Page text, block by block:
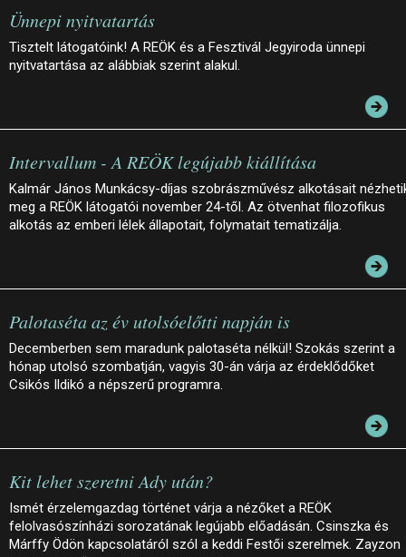
Ünnepi nyitvatartás
Tisztelt látogatóink! A REÖK és a Fesztivál Jegyiroda ünnepi
nyitvatartása az alábbiak szerint alakul.
Intervallum - A REÖK legújabb kiállítása
Kalmár János Munkácsy-díjas szobrászművész alkotásait
meg a REÖK látogatói november 24-től. Az ötvenhat filozofikus
alkotás az emberi lélek állapotait, folymatait tematizálja.
Palotaséta az év utolsóelőtti napján is
Decemberben sem maradunk palotaséta nélkül! Szokás szerint a
hónap utolsó szombatján, vagyis 30-án várja az érdeklődőket
Csikós Ildikó a népszerű programra.
Kit lehet szeretni Ady után?
Ismét érzelemgazdag történet várja a nézőket a REÖK
felolvasószínházi sorozatának legújabb előadásán. Csinszka és
Márffy Ödön kapcsolatáról szól a keddi Festői szerelmek. Zayzon